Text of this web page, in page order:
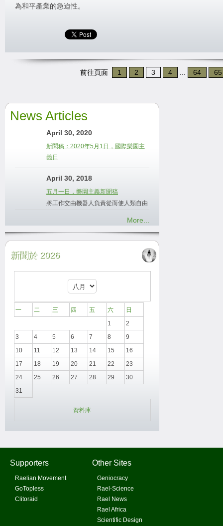
為和平產業的急迫性。
前往頁面 1 2 3 4 64 65
News Articles
April 30, 2020
新聞稿：2020年5月1日，國際樂園主
義日
April 30, 2018
五月一日，樂園主義新聞稿
將工作交由機器人負責從而使人類自由
More...
新聞於 2026
一 二 三 四 五 六
日
1
2
3
4 5 6 7 8
9
10
11 12 13 14 15
16
17
18 19 20 21 22
23
24
25 26 27 28 29
30
31
資料庫
Supporters
Raelian Movement
GoTopless
Clitoraid
Other Sites
Geniocracy
Rael-Science
Rael News
Rael Africa
Scientific Design